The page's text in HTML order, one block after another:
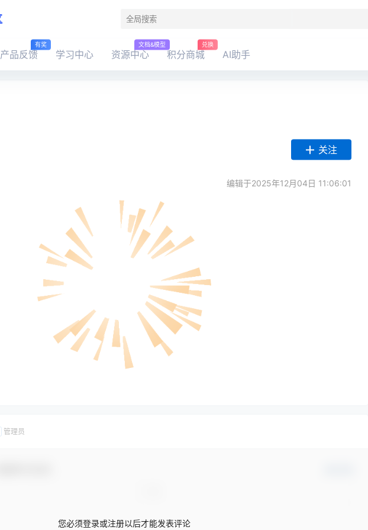
产品反馈
有奖
学习中心 资源中心
文档&模型
积分商城
兑换
AI助手
关注
编辑于2025年12月04日 11:06:01
管理员
您必须登录或注册以后才能发表评论